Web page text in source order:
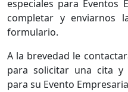
especiales para Eventos
completar y enviarnos
formulario.
A la brevedad le
para solicitar una cita y
para su Evento